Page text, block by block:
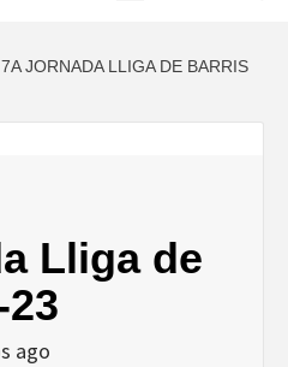
7A JORNADA LLIGA DE BARRIS
Lliga de
ago